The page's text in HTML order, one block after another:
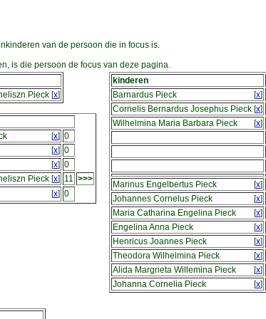
van de persoon die in focus is.
is die persoon de focus van deze pagina.
Pieck [x]
[x] 0
[x] 0
[x] 0
Pieck [x] 11 >>>
[x] 0
kinderen
Barnardus Pieck
[x]
Cornelis Bernardus Josephus Pieck [x]
Wilhelmina Maria Barbara Pieck
[x]
Marinus Engelbertus Pieck
[x]
Johannes Cornelus Pieck
[x]
Maria Catharina Engelina Pieck
[x]
Engelina Anna Pieck
[x]
Henricus Joannes Pieck
[x]
Theodora Wilhelmina Pieck
[x]
Alida Margrieta Willemina Pieck
[x]
Johanna Cornelia Pieck
[x]